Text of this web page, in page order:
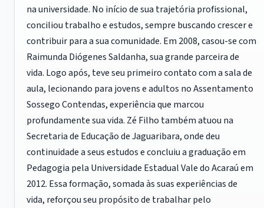
na universidade. No início de sua trajetória profissional,
conciliou trabalho e estudos, sempre buscando crescer e
contribuir para a sua comunidade. Em 2008, casou-se com
Raimunda Diógenes Saldanha, sua grande parceira de
vida. Logo após, teve seu primeiro contato com a sala de
aula, lecionando para jovens e adultos no Assentamento
Sossego Contendas, experiência que marcou
profundamente sua vida. Zé Filho também atuou na
Secretaria de Educação de Jaguaribara, onde deu
continuidade a seus estudos e concluiu a graduação em
Pedagogia pela Universidade Estadual Vale do Acaraú em
2012. Essa formação, somada às suas experiências de
vida, reforçou seu propósito de trabalhar pelo